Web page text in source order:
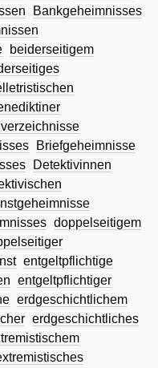
Bankgeheimnisses
beiderseitigem
Briefgeheimnisse
Detektivinnen
doppelseitigem
entgeltpflichtige
entgeltpflichtiger
erdgeschichtlichem
erdgeschichtliches